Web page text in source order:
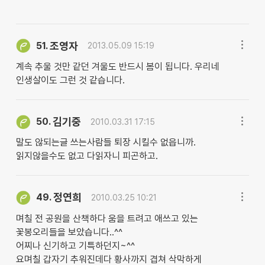
51.조영자 2013.05.09 15:19
계속 추울 것만 같던 겨울도 반드시 봄이 됩니다. 우리네
인생살이도 그런 것 같습니다.
50.김기중 2010.03.31 17:15
말도 않되는글 쓰는사람들 퇴장 시킬수 없읍니까.
읽지않을수도 없고 다읽자니 피곤하고.
49.정연희 2010.03.25 10:21
며칠 전 공원을 산책하다 움을 트려고 애쓰고 있는
꽃봉오리들을 보았습니다..^^
어찌나 신기하고 기특하던지~^^
요며칠 갑자기 추워진데다 황사까지 겹쳐 삭막하게